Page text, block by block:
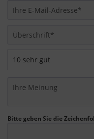
Bitte geben Sie die